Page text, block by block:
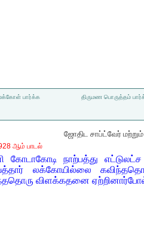
பார்க்க திருமண பொருத்தம்
ஜோதிட சாப்ட்வேர்
ஆம் பாடல்
கோடாகோடி நாற்பத்து
லக்கோயில்லை
விளக்கதனை